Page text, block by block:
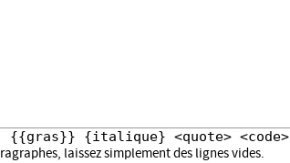
{italique} <quote> <code>
laissez simplement des lignes vides.